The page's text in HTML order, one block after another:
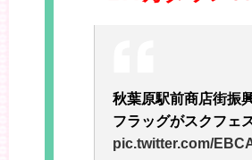
秋葉原駅前商店街振
フラッグがスクフェ
pic.twitter.com/